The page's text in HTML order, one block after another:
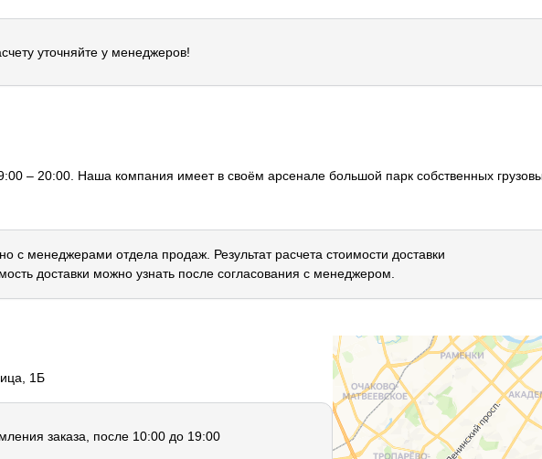
уточняйте у менеджеров!
– 20:00. Наша компания имеет в своём арсенале большой парк собственных
с менеджерами отдела продаж. Результат расчета стоимости доставки
доставки можно узнать после согласования с менеджером.
1Б
заказа, после 10:00 до 19:00